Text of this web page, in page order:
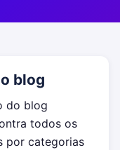
blog
do blog
todos os
por categorias